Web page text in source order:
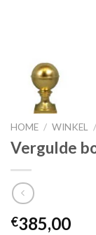
HOME / WINKEL /
Vergulde
€385,00